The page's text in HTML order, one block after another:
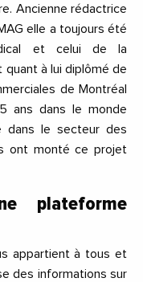
Ancienne rédactrice
elle a toujours été
et celui de la
quant à lui diplômé de
de Montréal
ans dans le monde
dans le secteur des
ont monté ce projet
plateforme
appartient à tous et
des informations sur